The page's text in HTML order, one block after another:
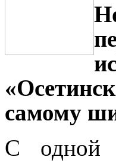
самому
С одной